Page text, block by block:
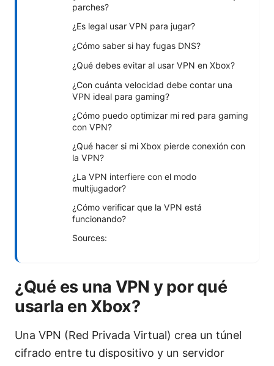
parches?
¿Es legal usar VPN para jugar?
¿Cómo saber si hay fugas DNS?
¿Qué debes evitar al usar VPN en Xbox?
¿Con cuánta velocidad debe contar una
VPN ideal para gaming?
¿Cómo puedo optimizar mi red para gaming
con VPN?
¿Qué hacer si mi Xbox pierde conexión con
la VPN?
¿La VPN interfiere con el modo
multijugador?
¿Cómo verificar que la VPN está
funcionando?
Sources:
¿Qué es una VPN y por qué
usarla en Xbox?
Una VPN (Red Privada Virtual) crea un túnel
cifrado entre tu dispositivo y un servidor